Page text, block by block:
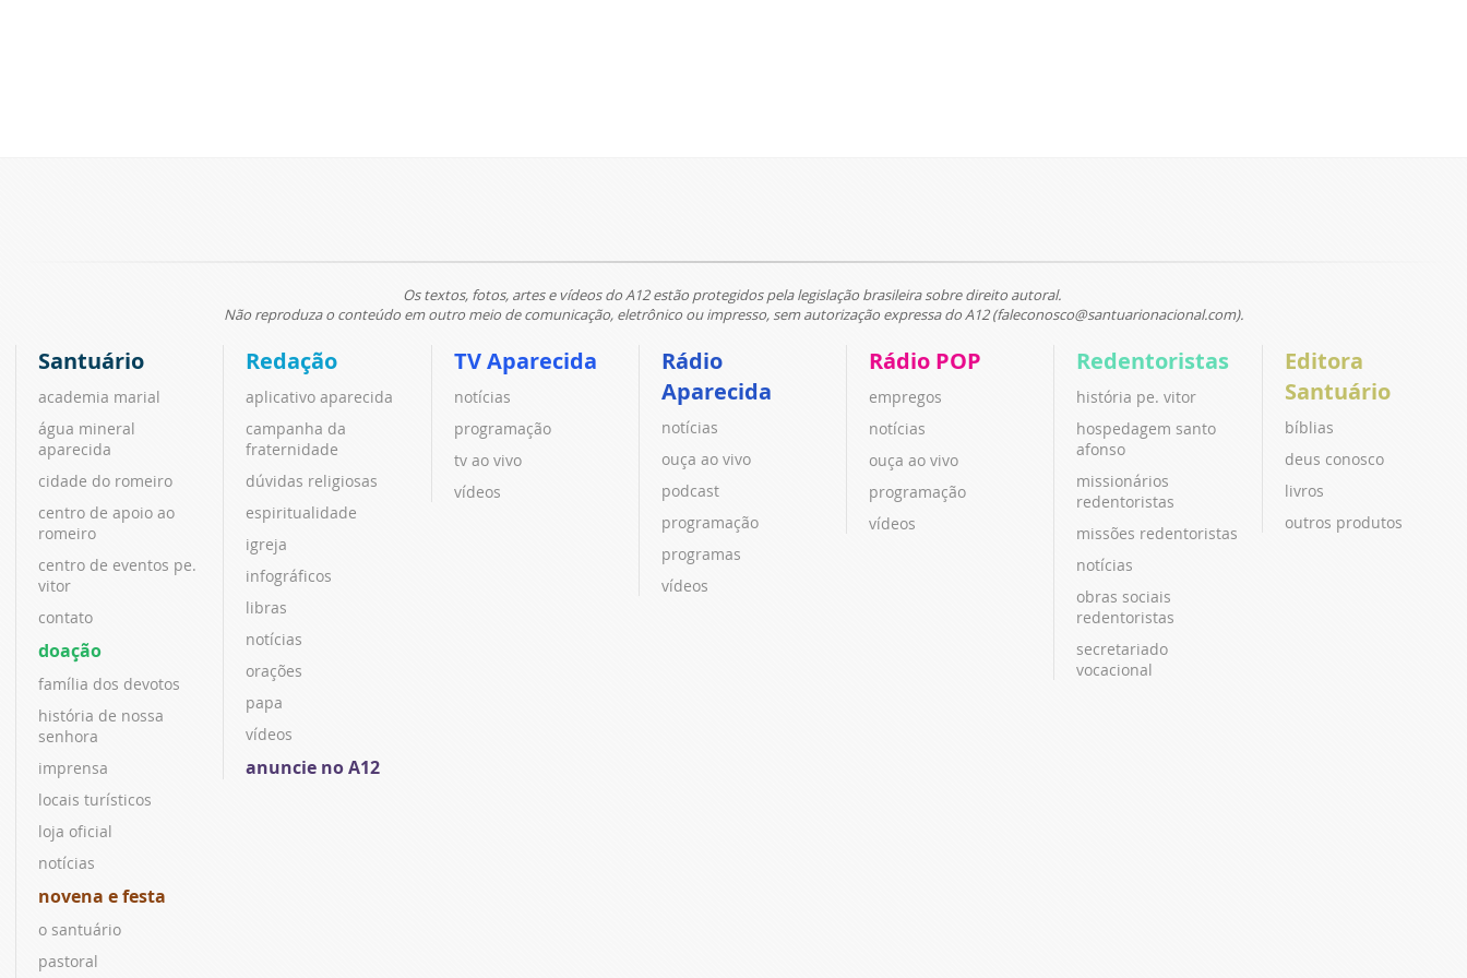
Os textos, fotos, artes e vídeos do A12 estão protegidos pela legislação brasileira sobre direito autoral.
Não reproduza o conteúdo em outro meio de comunicação, eletrônico ou impresso, sem autorização expressa do A12 (faleconosco@santuarionacional.com).
Santuário
academia marial
água mineral
aparecida
cidade do romeiro
centro de apoio ao
romeiro
centro de eventos pe.
vitor
contato
doação
família dos devotos
história de nossa
senhora
imprensa
locais turísticos
loja oficial
notícias
novena e festa
o santuário
pastoral
Redação
aplicativo aparecida
campanha da
fraternidade
dúvidas religiosas
espiritualidade
igreja
infográficos
libras
notícias
orações
papa
vídeos
anuncie no A12
TV Aparecida
notícias
programação
tv ao vivo
vídeos
Rádio
Aparecida
notícias
ouça ao vivo
podcast
programação
programas
vídeos
Rádio POP
empregos
notícias
ouça ao vivo
programação
vídeos
Redentoristas
história pe. vitor
hospedagem santo
afonso
missionários
redentoristas
missões redentoristas
notícias
obras sociais
redentoristas
secretariado
vocacional
Editora
Santuário
bíblias
deus conosco
livros
outros produtos